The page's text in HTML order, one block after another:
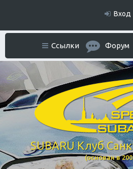
Вход
SUBARU Клуб
(основан в
Ссылки Форум